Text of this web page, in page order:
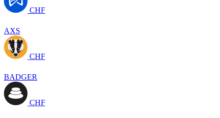
CHF
AXS
CHF
BADGER
CHF